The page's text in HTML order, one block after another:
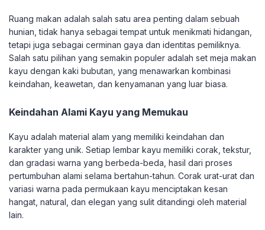
Ruang makan adalah salah satu area penting dalam sebuah
hunian, tidak hanya sebagai tempat untuk menikmati hidangan,
tetapi juga sebagai cerminan gaya dan identitas pemiliknya.
Salah satu pilihan yang semakin populer adalah set meja makan
kayu dengan kaki bubutan, yang menawarkan kombinasi
keindahan, keawetan, dan kenyamanan yang luar biasa.
Keindahan Alami Kayu yang Memukau
Kayu adalah material alam yang memiliki keindahan dan
karakter yang unik. Setiap lembar kayu memiliki corak, tekstur,
dan gradasi warna yang berbeda-beda, hasil dari proses
pertumbuhan alami selama bertahun-tahun. Corak urat-urat dan
variasi warna pada permukaan kayu menciptakan kesan
hangat, natural, dan elegan yang sulit ditandingi oleh material
lain.